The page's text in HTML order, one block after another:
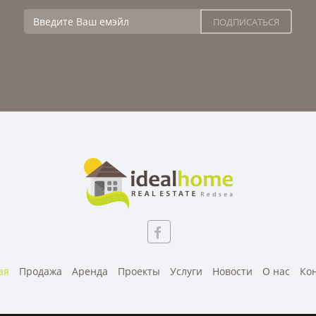
Продажа Аренда Проекты Услуги Новости О нас